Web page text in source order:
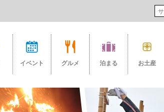
イベント グルメ 泊まる お土産